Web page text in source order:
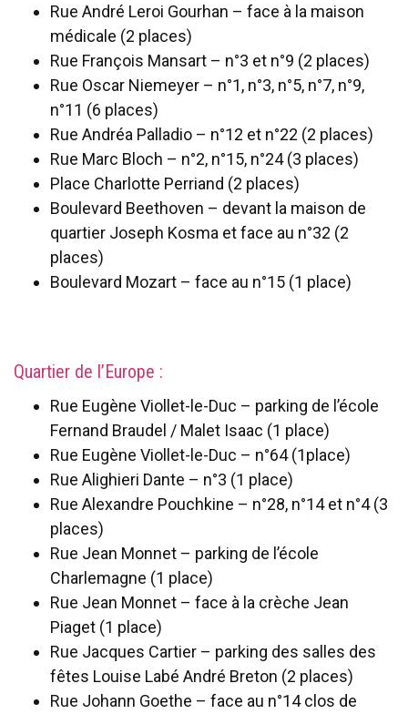
Rue André Leroi Gourhan – face à la maison
médicale (2 places)
Rue François Mansart – n°3 et n°9 (2 places)
Rue Oscar Niemeyer – n°1, n°3, n°5, n°7, n°9,
n°11 (6 places)
Rue Andréa Palladio – n°12 et n°22 (2 places)
Rue Marc Bloch – n°2, n°15, n°24 (3 places)
Place Charlotte Perriand (2 places)
Boulevard Beethoven – devant la maison de
quartier Joseph Kosma et face au n°32 (2
places)
Boulevard Mozart – face au n°15 (1 place)
Quartier de l’Europe :
Rue Eugène Viollet-le-Duc – parking de l’école
Fernand Braudel / Malet Isaac (1 place)
Rue Eugène Viollet-le-Duc – n°64 (1place)
Rue Alighieri Dante – n°3 (1 place)
Rue Alexandre Pouchkine – n°28, n°14 et n°4 (3
places)
Rue Jean Monnet – parking de l’école
Charlemagne (1 place)
Rue Jean Monnet – face à la crèche Jean
Piaget (1 place)
Rue Jacques Cartier – parking des salles des
fêtes Louise Labé André Breton (2 places)
Rue Johann Goethe – face au n°14 clos de